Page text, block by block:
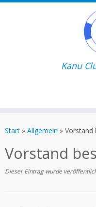
Inhalt
Kanu
Start » Allgemein » Vorstand
Vorstand
Dieser Eintrag wurde